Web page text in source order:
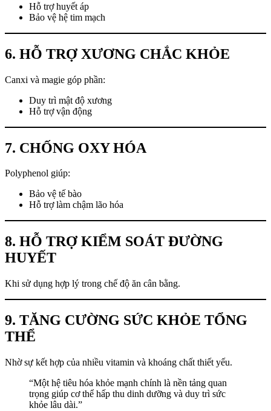
Hỗ trợ huyết áp
Bảo vệ hệ tim mạch
6. HỖ TRỢ XƯƠNG CHẮC KHỎE
Canxi và magie góp phần:
Duy trì mật độ xương
Hỗ trợ vận động
7. CHỐNG OXY HÓA
Polyphenol giúp:
Bảo vệ tế bào
Hỗ trợ làm chậm lão hóa
8. HỖ TRỢ KIỂM SOÁT ĐƯỜNG
HUYẾT
Khi sử dụng hợp lý trong chế độ ăn cân bằng.
9. TĂNG CƯỜNG SỨC KHỎE TỔNG
THỂ
Nhờ sự kết hợp của nhiều vitamin và khoáng chất thiết yếu.
“Một hệ tiêu hóa khỏe mạnh chính là nền tảng quan
trọng giúp cơ thể hấp thu dinh dưỡng và duy trì sức
khỏe lâu dài.”